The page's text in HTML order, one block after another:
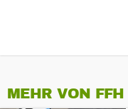
MEHR VON FFH